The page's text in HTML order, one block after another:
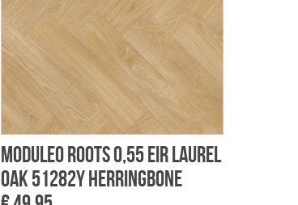
Moduleo Roots 0,55 EIR Laurel
Oak 51282Y Herringbone